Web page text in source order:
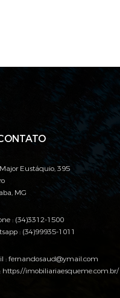
Eustáquio, 395
MG
: (34)3312-1500
: (34)99935-1011
:fernandosaud@ymail.com
https://imobiliariaesqueme.com.br/